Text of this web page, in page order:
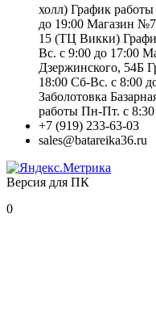
холл) График
до 19:00 Магазин
15 (ТЦ Викки)
Вс. с 9:00 до 17:00
Дзержинского, 54Б
18:00 Сб-Вс. с 8:00
Заболотовка
работы Пн-Пт. с
+7 (919) 233-63-03
sales@batareika36.ru
Версия для ПК
0